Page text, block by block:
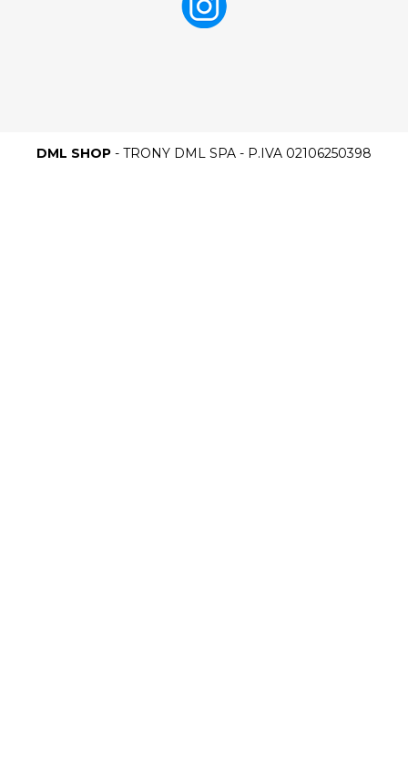
DML SHOP - TRONY DML SPA - P.IVA 02106250398